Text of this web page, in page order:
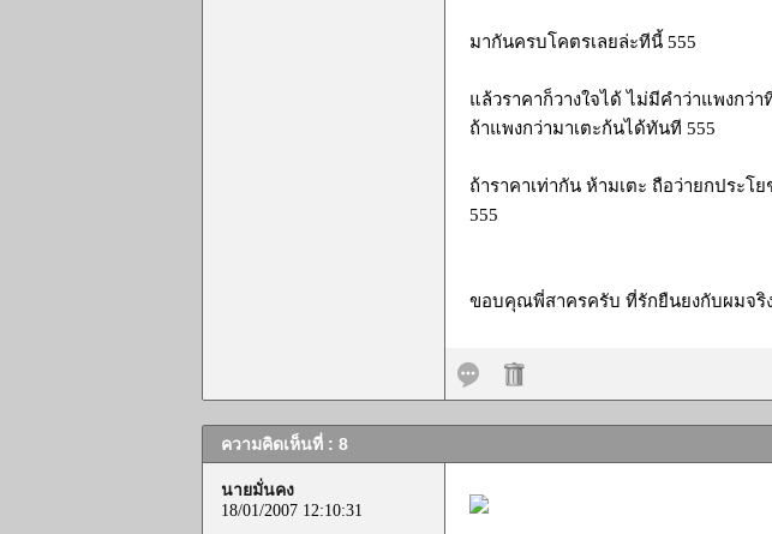
มากันครบโคตรเลยล่ะทีนี้ 555
แล้วราคาก็วางใจได้ ไม่มีคำว่าแพงกว่
ถ้าแพงกว่ามาเตะก้นได้ทันที 555
ถ้าราคาเท่ากัน ห้ามเตะ ถือว่ายกประโย
555
ขอบคุณพี่สาครครับ ที่รักยืนยงกับผมจริง
ความคิดเห็นที่ : 8
นายมั่นคง
18/01/2007 12:10:31